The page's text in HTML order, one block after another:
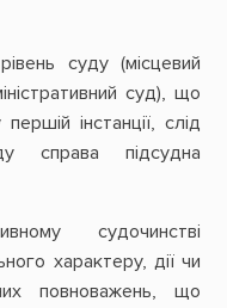
суду (місцевий
суд), що
інстанції, слід
справа підсудна
судочинстві
характеру, дії чи
повноважень, що